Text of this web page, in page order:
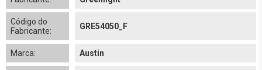
Código do
Fabricante:
GRE54050_F
Marca: Austin